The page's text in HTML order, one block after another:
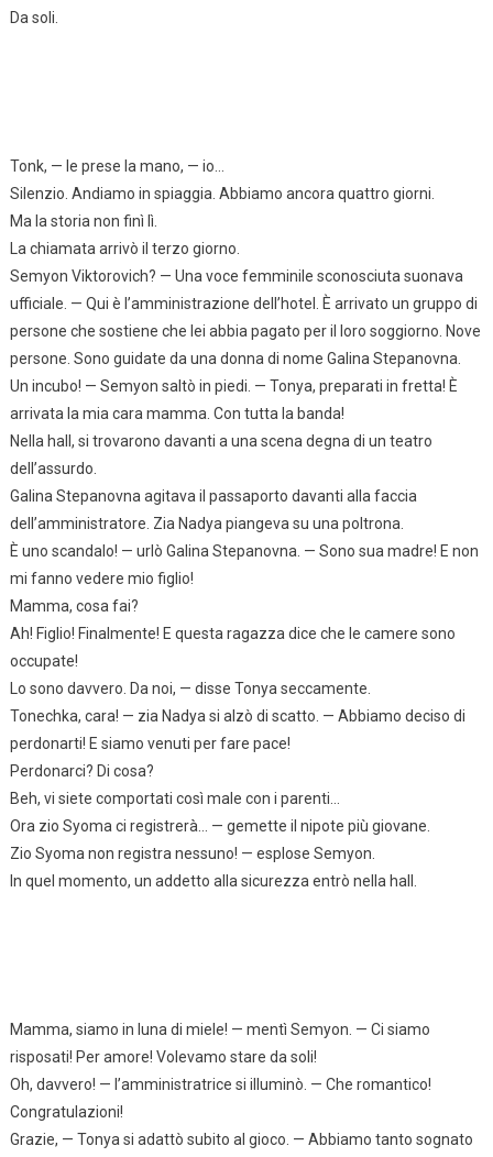
Da soli.
Tonk, — le prese la mano, — io…
Silenzio. Andiamo in spiaggia. Abbiamo ancora quattro giorni.
Ma la storia non finì lì.
La chiamata arrivò il terzo giorno.
Semyon Viktorovich? — Una voce femminile sconosciuta suonava
ufficiale. — Qui è l’amministrazione dell’hotel. È arrivato un gruppo di
persone che sostiene che lei abbia pagato per il loro soggiorno. Nove
persone. Sono guidate da una donna di nome Galina Stepanovna.
Un incubo! — Semyon saltò in piedi. — Tonya, preparati in fretta! È
arrivata la mia cara mamma. Con tutta la banda!
Nella hall, si trovarono davanti a una scena degna di un teatro
dell’assurdo.
Galina Stepanovna agitava il passaporto davanti alla faccia
dell’amministratore. Zia Nadya piangeva su una poltrona.
È uno scandalo! — urlò Galina Stepanovna. — Sono sua madre! E non
mi fanno vedere mio figlio!
Mamma, cosa fai?
Ah! Figlio! Finalmente! E questa ragazza dice che le camere sono
occupate!
Lo sono davvero. Da noi, — disse Tonya seccamente.
Tonechka, cara! — zia Nadya si alzò di scatto. — Abbiamo deciso di
perdonarti! E siamo venuti per fare pace!
Perdonarci? Di cosa?
Beh, vi siete comportati così male con i parenti…
Ora zio Syoma ci registrerà… — gemette il nipote più giovane.
Zio Syoma non registra nessuno! — esplose Semyon.
In quel momento, un addetto alla sicurezza entrò nella hall.
Mamma, siamo in luna di miele! — mentì Semyon. — Ci siamo
risposati! Per amore! Volevamo stare da soli!
Oh, davvero! — l’amministratrice si illuminò. — Che romantico!
Congratulazioni!
Grazie, — Tonya si adattò subito al gioco. — Abbiamo tanto sognato